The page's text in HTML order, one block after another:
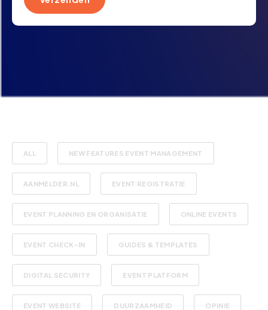
ALL NEW FEATURES EVENT MANAGEMENT
AANMELDER.NL EVENT REGISTRATIE
EVENT PLANNING EN ORGANISATIE ONLINE EVENTS
EVENT CHECK-IN GUIDES & TEMPLATES
DIGITAL SECURITY EVENT PLATFORM
EVENT WEBSITE DUURZAAMHEID OPINIE